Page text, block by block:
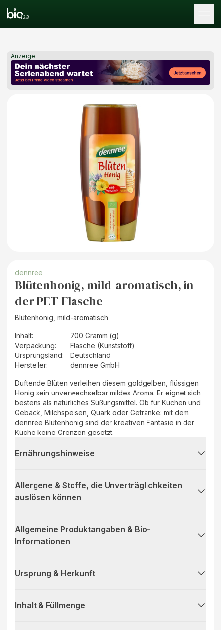
Anzeige
dennree
Blütenhonig, mild-aromatisch, in
der PET-Flasche
Blütenhonig, mild-aromatisch
Inhalt:
700 Gramm (g)
Verpackung:
Flasche (Kunststoff)
Ursprungsland:
Deutschland
Hersteller: dennree GmbH
Duftende Blüten verleihen diesem goldgelben, flüssigen
Honig sein unverwechselbar mildes Aroma. Er eignet sich
bestens als natürliches Süßungsmittel. Ob für Kuchen und
Gebäck, Milchspeisen, Quark oder Getränke: mit dem
dennree Blütenhonig sind der kreativen Fantasie in der
Küche keine Grenzen gesetzt.
Ernährungshinweise
Allergene & Stoffe, die Unverträglichkeiten
auslösen können
Allgemeine Produktangaben & Bio-
Informationen
Ursprung & Herkunft
Inhalt & Füllmenge